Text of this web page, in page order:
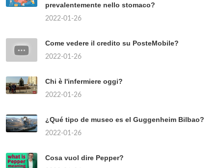
prevalentemente nello stomaco?
2022-01-26
Come vedere il credito su PosteMobile?
2022-01-26
Chi è l'infermiere oggi?
2022-01-26
¿Qué tipo de museo es el Guggenheim Bilbao?
2022-01-26
Cosa vuol dire Pepper?